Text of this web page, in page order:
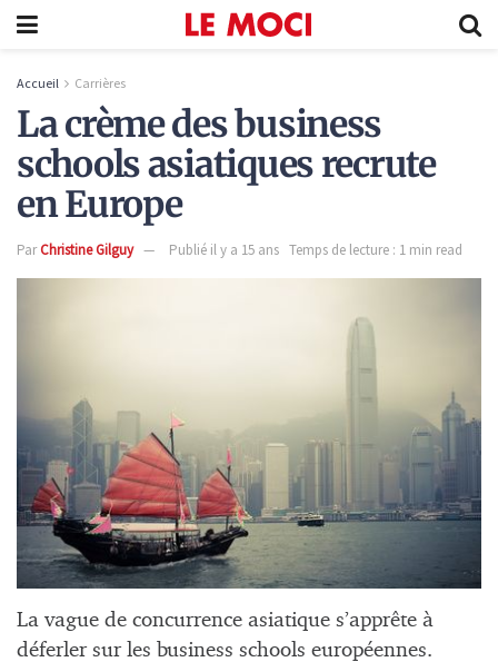
Accueil Carrières
La crème des business
schools asiatiques recrute
en Europe
ParChristine Gilguy Publié il y a 15 ans Temps de lecture : 1 min read
La vague de concurrence asiatique s’apprête à
déferler sur les business schools européennes.